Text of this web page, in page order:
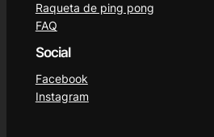
Raqueta de ping pong
FAQ
Social
Facebook
Instagram